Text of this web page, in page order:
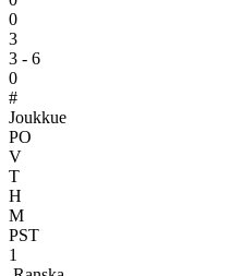
0
3
3 - 6
0
#
Joukkue
PO
V
T
H
M
PST
1